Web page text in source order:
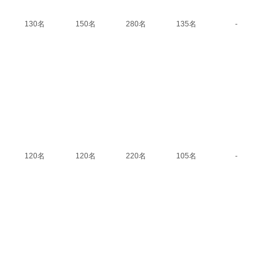
130名 150名 280名 135名 -
120名 120名 220名 105名 -